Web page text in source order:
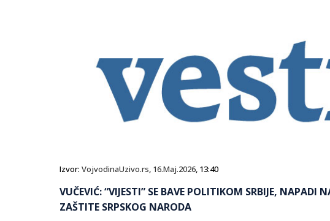
Izvor: VojvodinaUzivo.rs, 16.Maj.2026, 13:40
VUČEVIĆ: “VIJESTI” SE BAVE POLITIKOM SRBIJE, NAPADI
ZAŠTITE SRPSKOG NARODA